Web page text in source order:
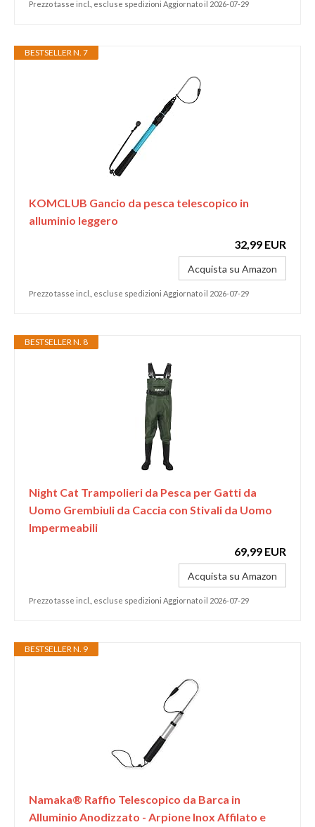
Prezzo tasse incl., escluse spedizioni Aggiornato il 2026-07-29
BESTSELLER N. 7
KOMCLUB Gancio da pesca telescopico in
alluminio leggero
32,99 EUR
Acquista su Amazon
Prezzo tasse incl., escluse spedizioni Aggiornato il 2026-07-29
BESTSELLER N. 8
Night Cat Trampolieri da Pesca per Gatti da
Uomo Grembiuli da Caccia con Stivali da Uomo
Impermeabili
69,99 EUR
Acquista su Amazon
Prezzo tasse incl., escluse spedizioni Aggiornato il 2026-07-29
BESTSELLER N. 9
Namaka® Raffio Telescopico da Barca in
Alluminio Anodizzato - Arpione Inox Affilato e